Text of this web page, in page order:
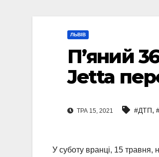
ЛЬВІВ
П’яний
Jetta
ТРА 15, 2021 #ДТП,
У суботу вранці, 15 травня,